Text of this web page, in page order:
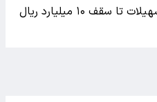
طرح «ماهان دی»؛ پرداخت تسهیلات تا سقف ۱۰ میلیارد ریال